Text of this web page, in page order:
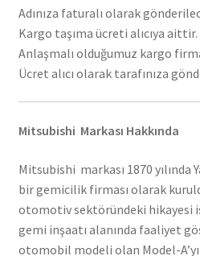
Adınıza faturalı olarak
Kargo taşıma ücreti alıcıya aittir.
Anlaşmalı olduğumuz kargo
Ücret alıcı olarak tarafınıza
Mitsubishi Markası Hakkında
Mitsubishi markası 1870 yılında
bir gemicilik firması olarak
otomotiv sektöründeki hikayesi
gemi inşaatı alanında faaliyet
otomobil modeli olan Model-